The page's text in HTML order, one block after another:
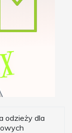
odzieży dla